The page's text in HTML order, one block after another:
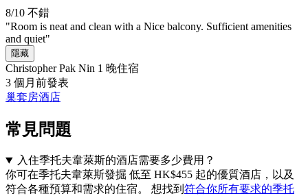
8/10 不錯
"Room is neat and clean with a Nice balcony. Sufficient amenities
and quiet"
隱藏
Christopher Pak Nin 1 晚住宿
3 個月前發表
巢套房酒店
常見問題
入住季托夫韋萊斯的酒店需要多少費用？
你可在季托夫韋萊斯發掘 低至 HK$455 起的優質酒店，以及
符合各種預算和需求的住宿。 想找到 符合你所有要求的季托